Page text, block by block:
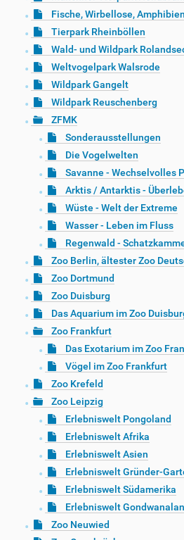
Fische, Wirbellose,
Tierpark Rheinböllen
Wald- und Wildpark
Weltvogelpark Walsrode
Wildpark Gangelt
Wildpark Reuschenberg
ZFMK
Sonderausstellungen
Die Vogelwelten
Savanne - Wechselvolles
Arktis / Antarktis -
Wüste - Welt der Extreme
Wasser - Leben im Fluss
Regenwald -
Zoo Berlin, ältester Zoo
Zoo Dortmund
Zoo Duisburg
Das Aquarium im Zoo
Zoo Frankfurt
Das Exotarium im Zoo
Vögel im Zoo Frankfurt
Zoo Krefeld
Zoo Leipzig
Erlebniswelt Pongoland
Erlebniswelt Afrika
Erlebniswelt Asien
Erlebniswelt Gründer-
Erlebniswelt Südamerika
Erlebniswelt
Zoo Neuwied